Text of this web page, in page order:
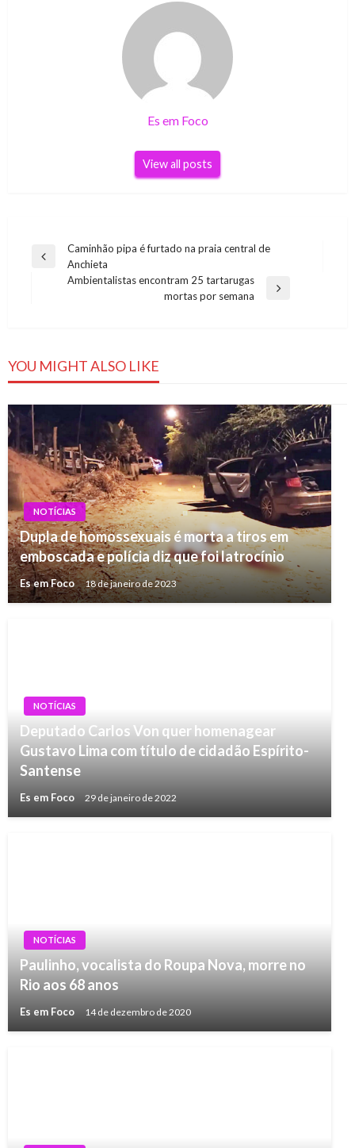
Es em Foco
View all posts
Navegação
Previous
Caminhão pipa é furtado na praia central de
Anchieta
Ambientalistas encontram 25 tartarugas
mortas por semana
YOU MIGHT ALSO LIKE
NOTÍCIAS
Dupla de homossexuais é morta a tiros em
emboscada e polícia diz que foi latrocínio
Es em Foco 18 de janeiro de 2023
NOTÍCIAS
Deputado Carlos Von quer homenagear
Gustavo Lima com título de cidadão Espírito-
Santense
Es em Foco 29 de janeiro de 2022
NOTÍCIAS
Paulinho, vocalista do Roupa Nova, morre no
Rio aos 68 anos
Es em Foco 14 de dezembro de 2020